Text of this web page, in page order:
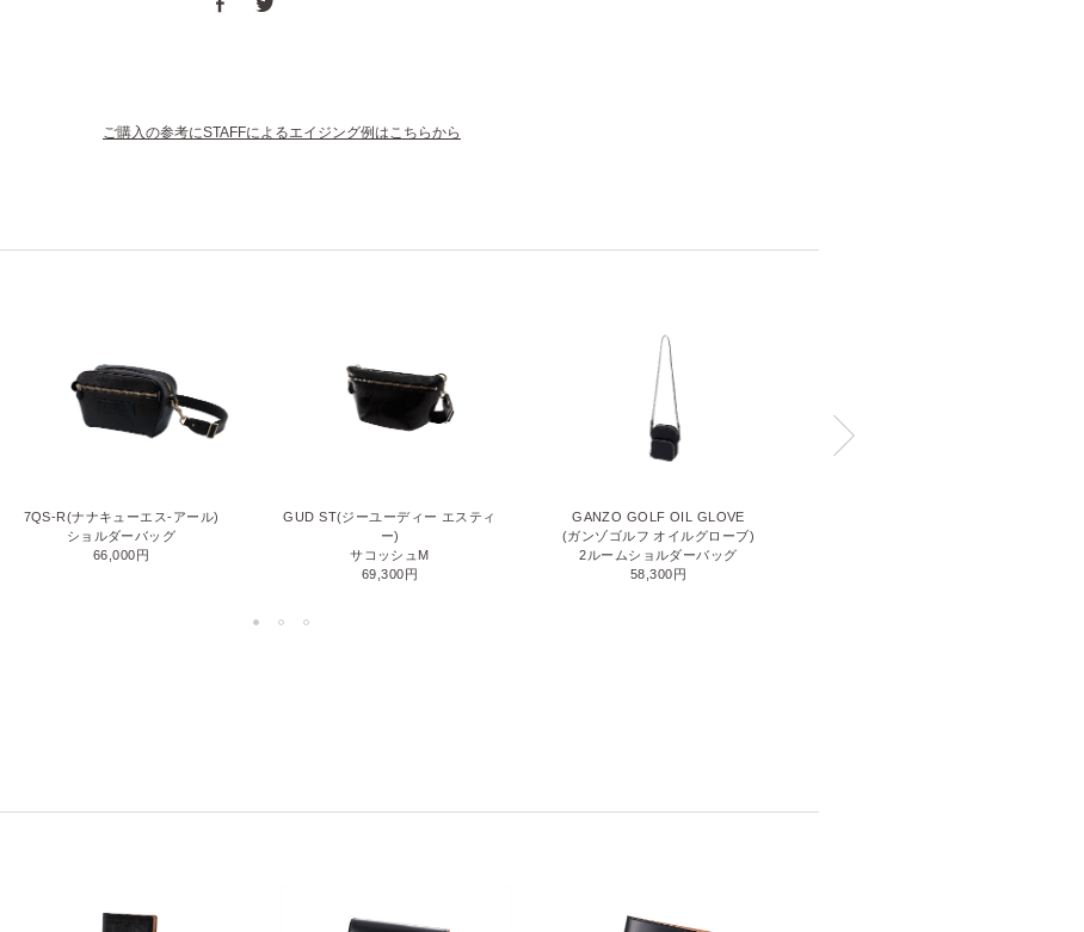
ご購入の参考にSTAFFによるエイジング例はこちらから
7QS-R(ナナキューエス-アール)
ショルダーバッグ
66,000円
GUD ST(ジーユーディー エスティ
ー)
サコッシュM
69,300円
GANZO GOLF OIL GLOVE
(ガンゾゴルフ オイルグローブ)
2ルームショルダーバッグ
58,300円